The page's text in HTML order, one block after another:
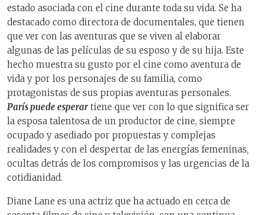
estado asociada con el cine durante toda su vida. Se ha
destacado como directora de documentales, que tienen
que ver con las aventuras que se viven al elaborar
algunas de las películas de su esposo y de su hija. Este
hecho muestra su gusto por el cine como aventura de
vida y por los personajes de su familia, como
protagonistas de sus propias aventuras personales.
París puede esperartiene que ver con lo que significa ser
la esposa talentosa de un productor de cine, siempre
ocupado y asediado por propuestas y complejas
realidades y con el despertar de las energías femeninas,
ocultas detrás de los compromisos y las urgencias de la
cotidianidad.
Diane Lane es una actriz que ha actuado en cerca de